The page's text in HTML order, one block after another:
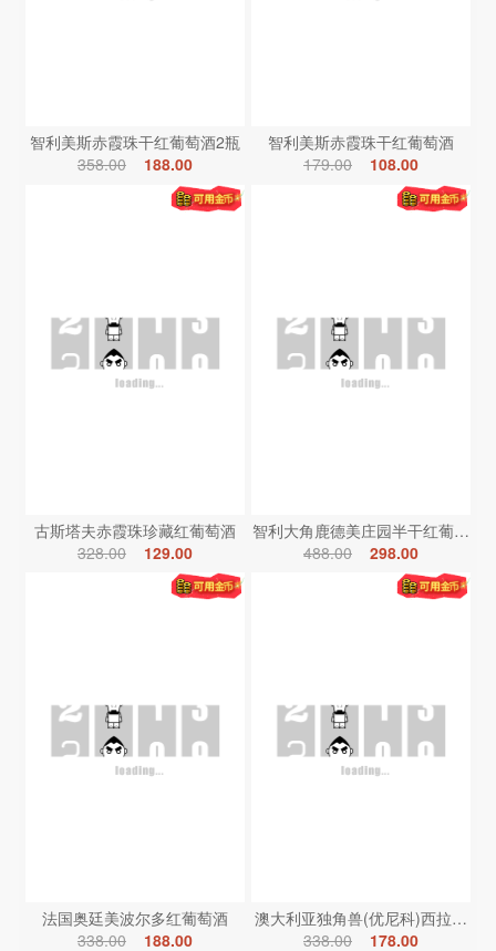
智利美斯赤霞珠干红葡萄酒2瓶
358.00
188.00
智利美斯赤霞珠干红葡萄酒
179.00
108.00
古斯塔夫赤霞珠珍藏红葡萄酒
328.00
129.00
智利大角鹿德美庄园半干红葡萄酒
488.00
298.00
法国奥廷美波尔多红葡萄酒
338.00
188.00
澳大利亚独角兽(优尼科)西拉红葡
338.00
178.00